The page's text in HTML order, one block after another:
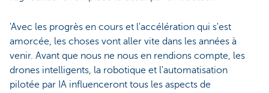
'Avec les progrès en cours et l'accélération qui s'est
amorcée, les choses vont aller vite dans les années à
venir. Avant que nous ne nous en rendions compte, les
drones intelligents, la robotique et l'automatisation
pilotée par IA influenceront tous les aspects de